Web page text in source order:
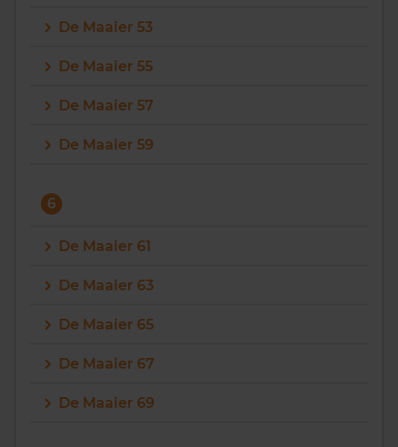
De Maaier 53
De Maaier 55
De Maaier 57
De Maaier 59
6
De Maaier 61
De Maaier 63
De Maaier 65
De Maaier 67
De Maaier 69